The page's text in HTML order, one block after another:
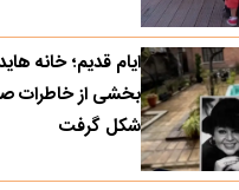
ایام قدیم؛ خانه
بخشی از خاطرات
شکل گرفت